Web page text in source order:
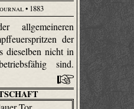
• 1883
allgemeineren
der
dieselben nicht in
sind.